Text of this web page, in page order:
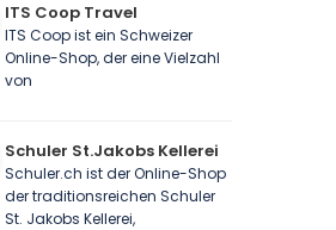
ITS Coop Travel
ITS Coop ist ein Schweizer
Online-Shop, der eine Vielzahl
von
Schuler St.Jakobs Kellerei
Schuler.ch ist der Online-Shop
der traditionsreichen Schuler
St. Jakobs Kellerei,